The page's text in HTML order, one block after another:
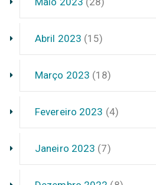
Abril 2023 (15)
Março 2023 (18)
Fevereiro 2023 (4)
Janeiro 2023 (7)